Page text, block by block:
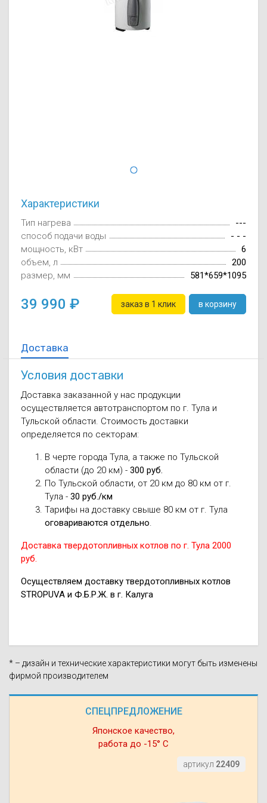
СПЕЦПРЕДЛОЖЕНИЕ
Японское качество,
работа до -15° С
артикул 22409
Характеристики
Тип нагрева
---
способ подачи воды
- - -
мощность, кВт
6
объем, л
200
размер, мм
581*659*1095
39 990 заказ в 1 клик в корзину
Доставка
Условия доставки
Доставка заказанной у нас продукции
осуществляется автотранспортом по г. Тула и
Тульской области. Стоимость доставки
определяется по секторам:
В черте города Тула, а также по Тульской
области (до 20 км) - 300 руб.
По Тульской области, от 20 км до 80 км от г.
Тула - 30 руб./км
Тарифы на доставку свыше 80 км от г. Тула
оговариваются отдельно.
Доставка твердотопливных котлов по г. Тула 2000
руб.
Осуществляем доставку твердотопливных котлов
STROPUVA и Ф.Б.Р.Ж. в г. Калуга
* – дизайн и технические характеристики могут быть изменены
фирмой производителем